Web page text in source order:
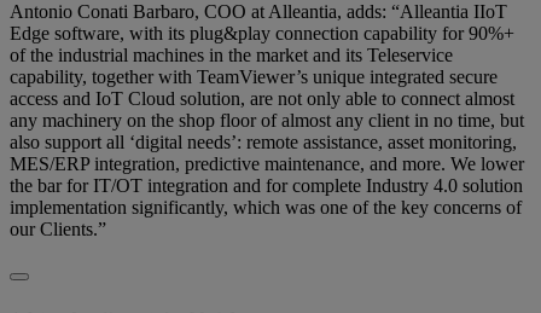
Antonio Conati Barbaro, COO at Alleantia, adds: “Alleantia IIoT
Edge software, with its plug&play connection capability for 90%+
of the industrial machines in the market and its Teleservice
capability, together with TeamViewer’s unique integrated secure
access and IoT Cloud solution, are not only able to connect almost
any machinery on the shop floor of almost any client in no time, but
also support all ‘digital needs’: remote assistance, asset monitoring,
MES/ERP integration, predictive maintenance, and more. We lower
the bar for IT/OT integration and for complete Industry 4.0 solution
implementation significantly, which was one of the key concerns of
our Clients.”